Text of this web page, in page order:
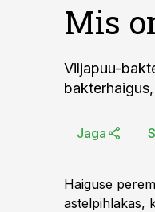
Mis
Viljapuu-
Jaga
Haiguse
astelpihlakas,